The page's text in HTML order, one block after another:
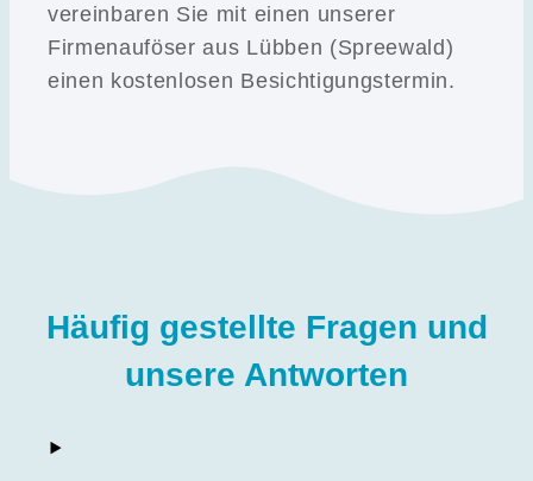
vereinbaren Sie mit einen unserer
Firmenauföser aus Lübben (Spreewald)
einen kostenlosen Besichtigungstermin.
Häufig gestellte Fragen und
unsere Antworten